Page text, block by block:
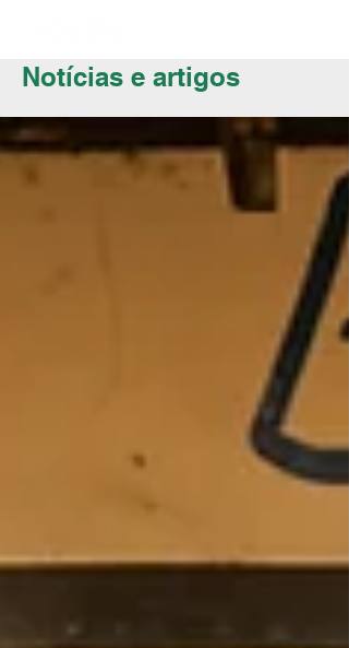
Notícias e artigos